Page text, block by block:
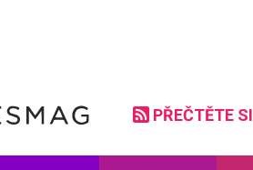
PŘEČTĚTE SI